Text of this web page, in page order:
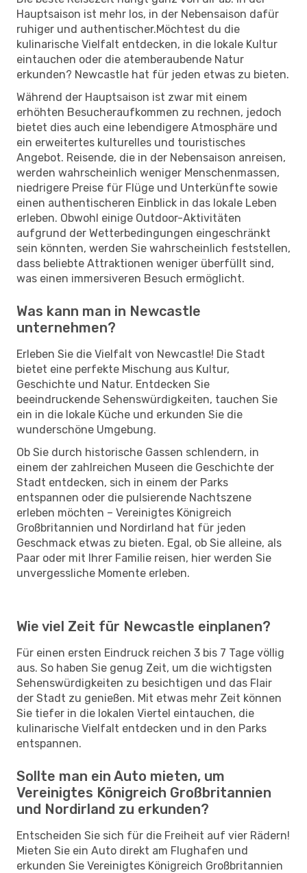
Hauptsaison ist mehr los, in der Nebensaison dafür
ruhiger und authentischer.Möchtest du die
kulinarische Vielfalt entdecken, in die lokale Kultur
eintauchen oder die atemberaubende Natur
erkunden? Newcastle hat für jeden etwas zu bieten.
Während der Hauptsaison ist zwar mit einem
erhöhten Besucheraufkommen zu rechnen, jedoch
bietet dies auch eine lebendigere Atmosphäre und
ein erweitertes kulturelles und touristisches
Angebot. Reisende, die in der Nebensaison anreisen,
werden wahrscheinlich weniger Menschenmassen,
niedrigere Preise für Flüge und Unterkünfte sowie
einen authentischeren Einblick in das lokale Leben
erleben. Obwohl einige Outdoor-Aktivitäten
aufgrund der Wetterbedingungen eingeschränkt
sein könnten, werden Sie wahrscheinlich feststellen,
dass beliebte Attraktionen weniger überfüllt sind,
was einen immersiveren Besuch ermöglicht.
Was kann man in Newcastle
unternehmen?
Erleben Sie die Vielfalt von Newcastle! Die Stadt
bietet eine perfekte Mischung aus Kultur,
Geschichte und Natur. Entdecken Sie
beeindruckende Sehenswürdigkeiten, tauchen Sie
ein in die lokale Küche und erkunden Sie die
wunderschöne Umgebung.
Ob Sie durch historische Gassen schlendern, in
einem der zahlreichen Museen die Geschichte der
Stadt entdecken, sich in einem der Parks
entspannen oder die pulsierende Nachtszene
erleben möchten – Vereinigtes Königreich
Großbritannien und Nordirland hat für jeden
Geschmack etwas zu bieten. Egal, ob Sie alleine, als
Paar oder mit Ihrer Familie reisen, hier werden Sie
unvergessliche Momente erleben.
Wie viel Zeit für Newcastle einplanen?
Für einen ersten Eindruck reichen 3 bis 7 Tage völlig
aus. So haben Sie genug Zeit, um die wichtigsten
Sehenswürdigkeiten zu besichtigen und das Flair
der Stadt zu genießen. Mit etwas mehr Zeit können
Sie tiefer in die lokalen Viertel eintauchen, die
kulinarische Vielfalt entdecken und in den Parks
entspannen.
Sollte man ein Auto mieten, um
Vereinigtes Königreich Großbritannien
und Nordirland zu erkunden?
Entscheiden Sie sich für die Freiheit auf vier Rädern!
Mieten Sie ein Auto direkt am Flughafen und
erkunden Sie Vereinigtes Königreich Großbritannien